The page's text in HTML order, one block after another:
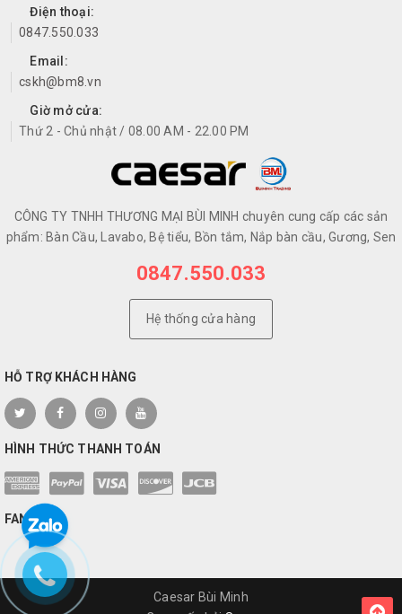
Điện thoại:
0847.550.033
Email:
cskh@bm8.vn
Giờ mở cửa:
Thứ 2 - Chủ nhật / 08.00 AM - 22.00 PM
CÔNG TY TNHH THƯƠNG MẠI BÙI MINH chuyên cung cấp các sản
phẩm: Bàn Cầu, Lavabo, Bệ tiểu, Bồn tắm, Nắp bàn cầu, Gương, Sen
0847.550.033
Hệ thống cửa hàng
HỖ TRỢ KHÁCH HÀNG
HÌNH THỨC THANH TOÁN
FANPAGE
Caesar Bùi Minh